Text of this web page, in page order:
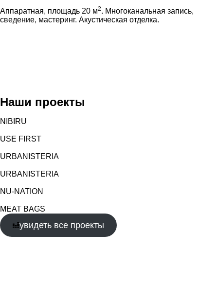
Аппаратная, площадь 20 м2. Многоканальная запись,
сведение, мастеринг. Акустическая отделка.
Наши проекты
NIBIRU
USE FIRST
URBANISTERIA
URBANISTERIA
NU-NATION
MEAT BAGS
увидеть все проекты